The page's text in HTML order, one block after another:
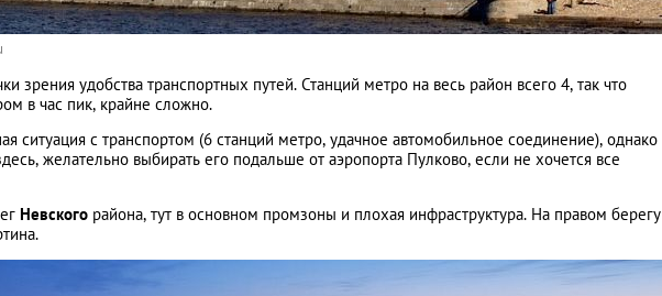
зрения удобства транспортных путей. Станций метро на весь район всего 4, так что
в час пик, крайне сложно.
ситуация с транспортом (6 станций метро, удачное автомобильное соединение), однако
желательно выбирать его подальше от аэропорта Пулково, если не хочется все
Невского района, тут в основном промзоны и плохая инфраструктура. На правом берегу